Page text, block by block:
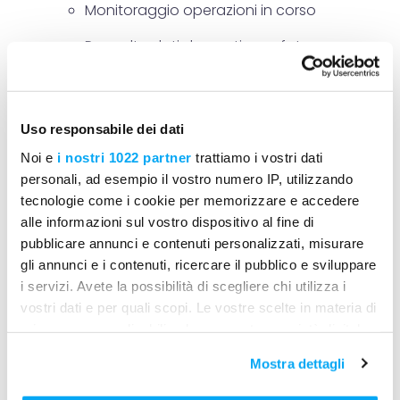
Uso responsabile dei dati
Noi e i nostri 1022 partner trattiamo i vostri dati
personali, ad esempio il vostro numero IP, utilizzando
tecnologie come i cookie per memorizzare e accedere
alle informazioni sul vostro dispositivo al fine di
pubblicare annunci e contenuti personalizzati, misurare
gli annunci e i contenuti, ricercare il pubblico e sviluppare
i servizi. Avete la possibilità di scegliere chi utilizza i
vostri dati e per quali scopi. Le vostre scelte in materia di
modificare o revocare il proprio consenso in qualsiasi
momento dalla Dichiarazione sui cookie o facendo clic
Mostra dettagli
Monitoraggio operazioni in corso
Raccolta dati da cantiere e foto
Comunicazione e reporting integrati
Vengono mostrate procedure reali su come:
Impostare il cantiere nel sistema
Assegnare attività e team
Ricevere aggiornamenti dal cantiere
Verificare le esecuzioni e intervenire
tempestivamente
Monitoraggio e controllo
Come visualizzare in tempo reale lo stato delle